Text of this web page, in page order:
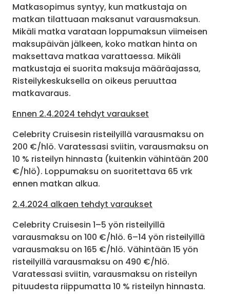
Matkasopimus syntyy, kun matkustaja on
matkan tilattuaan maksanut varausmaksun.
Mikäli matka varataan loppumaksun viimeisen
maksupäivän jälkeen, koko matkan hinta on
maksettava matkaa varattaessa. Mikäli
matkustaja ei suorita maksuja määräajassa,
Risteilykeskuksella on oikeus peruuttaa
matkavaraus.
Ennen 2.4.2024 tehdyt varaukset
Celebrity Cruisesin risteilyillä varausmaksu on
200 €/hlö. Varatessasi sviitin, varausmaksu on
10 % risteilyn hinnasta (kuitenkin vähintään 200
€/hlö). Loppumaksu on suoritettava 65 vrk
ennen matkan alkua.
2.4.2024 alkaen tehdyt varaukset
Celebrity Cruisesin 1–5 yön risteilyillä
varausmaksu on 100 €/hlö. 6–14 yön risteilyillä
varausmaksu on 165 €/hlö. Vähintään 15 yön
risteilyillä varausmaksu on 490 €/hlö.
Varatessasi sviitin, varausmaksu on risteilyn
pituudesta riippumatta 10 % risteilyn hinnasta.